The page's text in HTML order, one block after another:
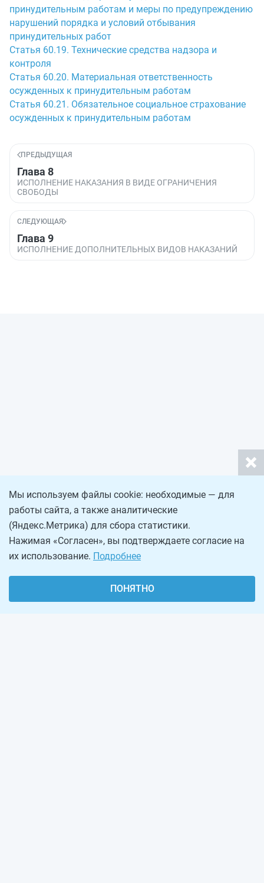
принудительным работам и меры по предупреждению
нарушений порядка и условий отбывания
принудительных работ
Статья 60.19. Технические средства надзора и
контроля
Статья 60.20. Материальная ответственность
осужденных к принудительным работам
Статья 60.21. Обязательное социальное страхование
осужденных к принудительным работам
ПРЕДЫДУЩАЯ
Глава 8
ИСПОЛНЕНИЕ НАКАЗАНИЯ В ВИДЕ ОГРАНИЧЕНИЯ
СВОБОДЫ
СЛЕДУЮЩАЯ
Глава 9
ИСПОЛНЕНИЕ ДОПОЛНИТЕЛЬНЫХ ВИДОВ НАКАЗАНИЙ
Мы используем файлы cookie: необходимые — для
работы сайта, а также аналитические
(Яндекс.Метрика) для сбора статистики.
Нажимая «Согласен», вы подтверждаете согласие на
их использование. Подробнее
ПОНЯТНО